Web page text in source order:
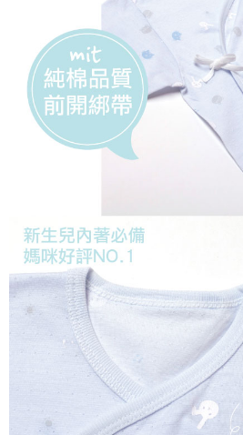
宅配離島（澎湖金門馬祖小琉球）
每筆NT$90，滿NT$1,500(含以上)免運費
國家/地區配送